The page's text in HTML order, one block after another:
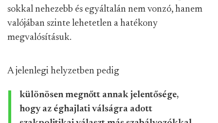
sokkal nehezebb és egyáltalán nem vonzó, hanem
valójában szinte lehetetlen a hatékony
megvalósításuk.
A jelenlegi helyzetben pedig
különösen megnőtt annak jelentősége,
hogy az éghajlati válságra adott